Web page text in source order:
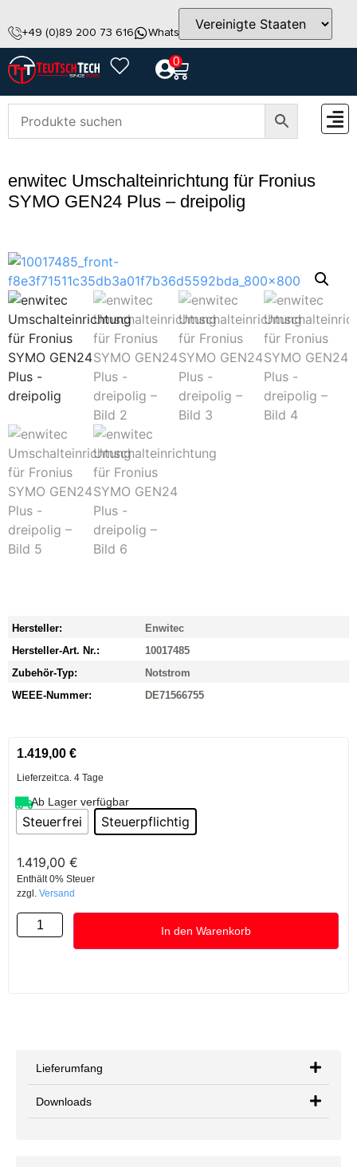
+49 (0)89 200 73 616 WhatsApp info@teutschtech.com
0
enwitec Umschalteinrichtung für Fronius
SYMO GEN24 Plus – dreipolig
Hersteller:
Enwitec
Hersteller-Art. Nr.:
10017485
Zubehör-Typ:
Notstrom
WEEE-Nummer:
DE71566755
1.419,00 €
Lieferzeit:ca. 4 Tage
Ab Lager verfügbar
Steuerfrei Steuerpflichtig
1.419,00 €
Enthält 0% Steuer
zzgl. Versand
In den Warenkorb
Lieferumfang
Downloads